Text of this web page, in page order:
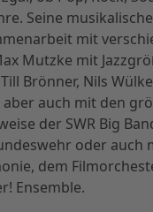
Seine
mit
Mutzke mit
Brönner, Nils
aber auch mit den
der SWR Big
oder auch
dem
Ensemble.